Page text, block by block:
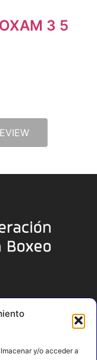
y/o acceder a
3 5